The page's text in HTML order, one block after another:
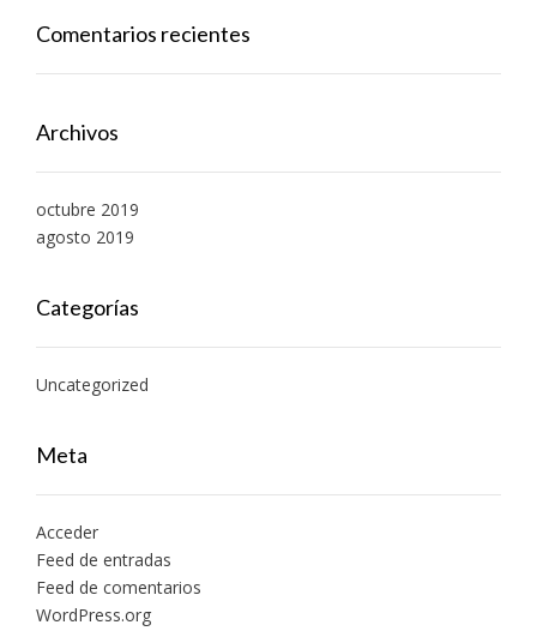
Comentarios recientes
Archivos
octubre 2019
agosto 2019
Categorías
Uncategorized
Meta
Acceder
Feed de entradas
Feed de comentarios
WordPress.org